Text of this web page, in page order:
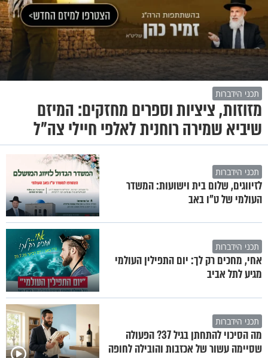
תכני הידברות
מזוזות, ציציות וספרים מחזקים: המיזם
שיביא שמירה רוחנית לאלפי חיילי צה"ל
תכני הידברות
לזיווגים, שלום בית וישועות: המשדר
העולמי של ט"ו באב
תכני הידברות
אחי, מחכים רק לך: יום התפילין העולמי
מגיע לתל אביב
תכני הידברות
מה הסיכוי להתחתן בגיל 37? הפעולה
שסיימה עשור של אכזבות והובילה לחופה